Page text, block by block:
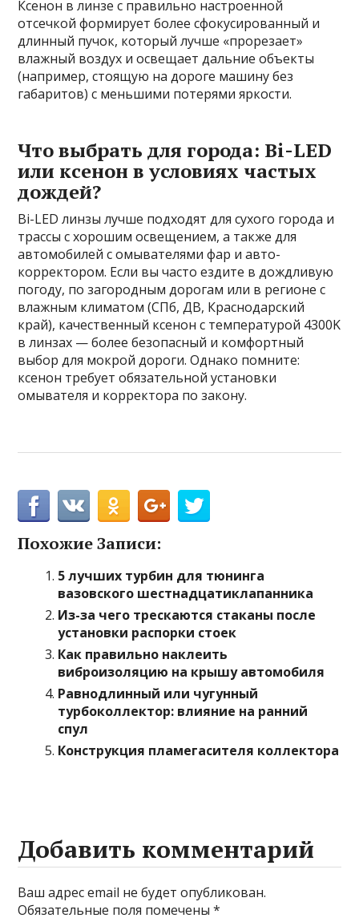
Ксенон в линзе с правильно настроенной
отсечкой формирует более сфокусированный и
длинный пучок, который лучше «прорезает»
влажный воздух и освещает дальние объекты
(например, стоящую на дороге машину без
габаритов) с меньшими потерями яркости.
Что выбрать для города: Bi-LED
или ксенон в условиях частых
дождей?
Bi-LED линзы лучше подходят для сухого города и
трассы с хорошим освещением, а также для
автомобилей с омывателями фар и авто-
корректором. Если вы часто ездите в дождливую
погоду, по загородным дорогам или в регионе с
влажным климатом (СПб, ДВ, Краснодарский
край), качественный ксенон с температурой 4300K
в линзах — более безопасный и комфортный
выбор для мокрой дороги. Однако помните:
ксенон требует обязательной установки
омывателя и корректора по закону.
Похожие Записи:
5 лучших турбин для тюнинга
вазовского шестнадцатиклапанника
Из-за чего трескаются стаканы после
установки распорки стоек
Как правильно наклеить
виброизоляцию на крышу автомобиля
Равнодлинный или чугунный
турбоколлектор: влияние на ранний
спул
Конструкция пламегасителя коллектора
Добавить комментарий
Ваш адрес email не будет опубликован.
Обязательные поля помечены*